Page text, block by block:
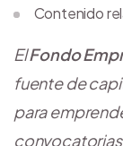
ElFondo
fuente de
para
Contenido